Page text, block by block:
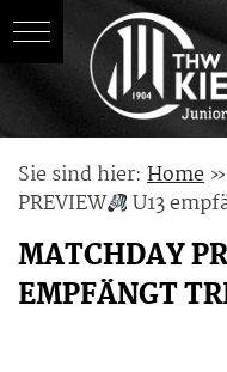
content
Sie sind hier: Home »
PREVIEW
U13
MATCHDAY
EMPFÄNGT